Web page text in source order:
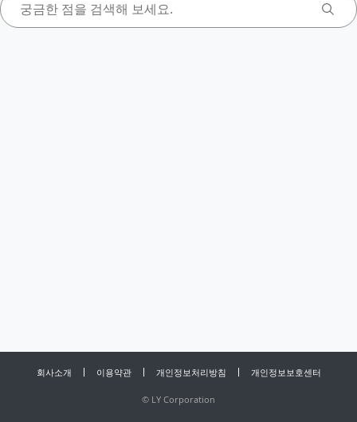
회사소개 이용약관 개인정보처리방침 개인정보보호센터
© LY Corporation